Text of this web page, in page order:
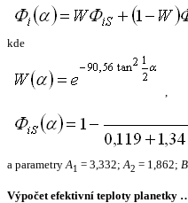
kde
,
a parametryA1 = 3,332;A2 = 1,862; B
Výpočet efektivní teploty planetky